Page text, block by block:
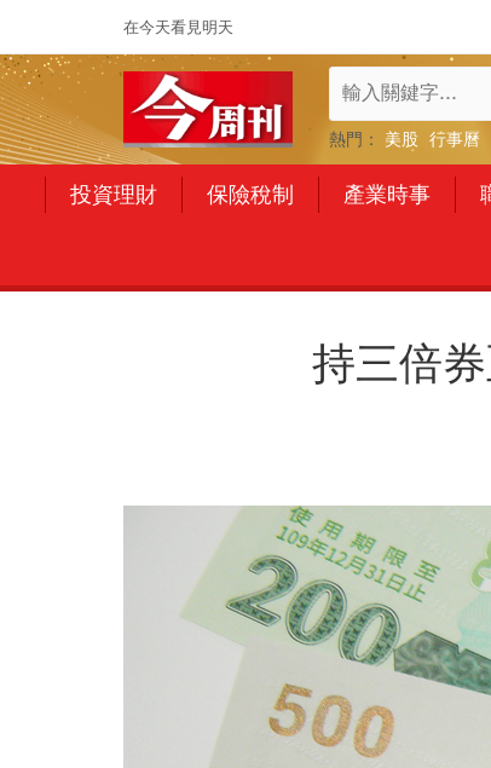
在今天看見明天
熱門： 美股 行事曆
投資理財 保險稅制 產業時事
持三倍